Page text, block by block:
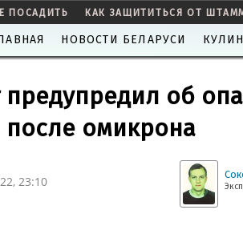
ПОСАДИТЬ КАК ЗАЩИТИТЬСЯ ОТ
НОВОСТИ БЕЛАРУСИ
об
после омикрона
23:10